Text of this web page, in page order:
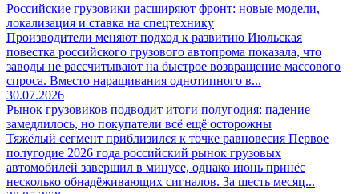
Российские грузовики расширяют фронт: новые модели,
локализация и ставка на спецтехнику
Производители меняют подход к развитию Июльская
повестка российского грузового автопрома показала, что
заводы не рассчитывают на быстрое возвращение массового
спроса. Вместо наращивания однотипного в...
30.07.2026
Рынок грузовиков подводит итоги полугодия: падение
замедлилось, но покупатели всё ещё осторожны
Тяжёлый сегмент приблизился к точке равновесия Первое
полугодие 2026 года российский рынок грузовых
автомобилей завершил в минусе, однако июнь принёс
несколько обнадёживающих сигналов. За шесть месяц...